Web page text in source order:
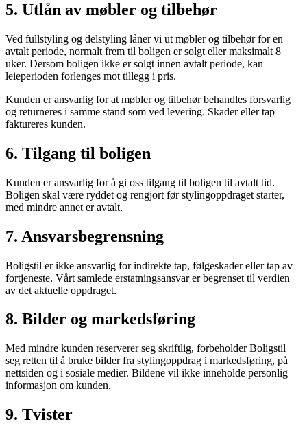
5. Utlån av møbler og tilbehør
Ved fullstyling og delstyling låner vi ut møbler og tilbehør for en
avtalt periode, normalt frem til boligen er solgt eller maksimalt 8
uker. Dersom boligen ikke er solgt innen avtalt periode, kan
leieperioden forlenges mot tillegg i pris.
Kunden er ansvarlig for at møbler og tilbehør behandles forsvarlig
og returneres i samme stand som ved levering. Skader eller tap
faktureres kunden.
6. Tilgang til boligen
Kunden er ansvarlig for å gi oss tilgang til boligen til avtalt tid.
Boligen skal være ryddet og rengjort før stylingoppdraget starter,
med mindre annet er avtalt.
7. Ansvarsbegrensning
Boligstil er ikke ansvarlig for indirekte tap, følgeskader eller tap av
fortjeneste. Vårt samlede erstatningsansvar er begrenset til verdien
av det aktuelle oppdraget.
8. Bilder og markedsføring
Med mindre kunden reserverer seg skriftlig, forbeholder Boligstil
seg retten til å bruke bilder fra stylingoppdrag i markedsføring, på
nettsiden og i sosiale medier. Bildene vil ikke inneholde personlig
informasjon om kunden.
9. Tvister